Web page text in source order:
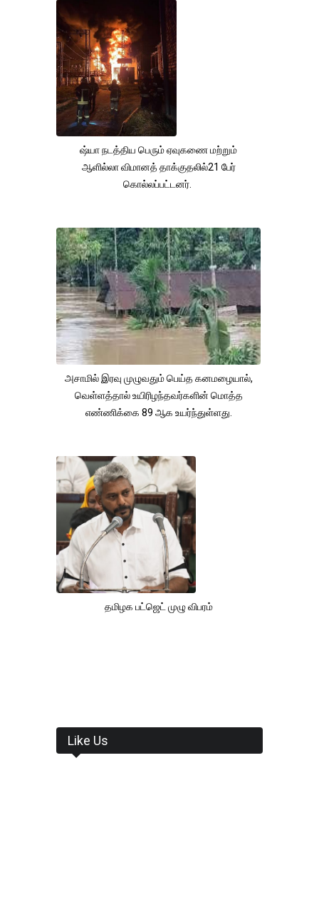
ஷ்யா நடத்திய பெரும் ஏவுகணை மற்றும்
ஆளில்லா விமானத் தாக்குதலில்21 பேர்
கொல்லப்பட்டனர்.
அசாமில் இரவு முழுவதும் பெய்த கனமழையால்,
வெள்ளத்தால் உயிரிழந்தவர்களின் மொத்த
எண்ணிக்கை 89 ஆக உயர்ந்துள்ளது.
தமிழக பட்ஜெட் முழு விபரம்
Like Us